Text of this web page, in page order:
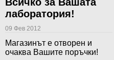
лаборатория!
09 Фев 2012
Магазинът е отворен и
очаква Вашите поръчки!